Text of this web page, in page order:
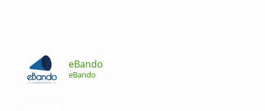
eBando
eBando